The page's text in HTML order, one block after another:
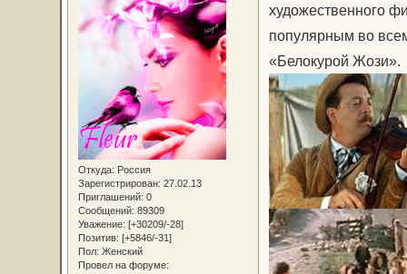
Откуда: Россия
Зарегистрирован: 27.02.13
Приглашений: 0
Сообщений: 89309
Уважение: [+30209/-28]
Позитив: [+5846/-31]
Пол: Женский
Провел на форуме:
художественного
популярным во
«Белокурой Жози».